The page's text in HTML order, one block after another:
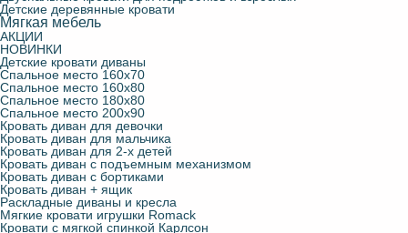
Детские деревянные кровати
Мягкая мебель
АКЦИИ
НОВИНКИ
Детские кровати диваны
Спальное место 160х70
Спальное место 160х80
Спальное место 180х80
Спальное место 200х90
Кровать диван для девочки
Кровать диван для мальчика
Кровать диван для 2-х детей
Кровать диван с подъемным механизмом
Кровать диван с бортиками
Кровать диван + ящик
Раскладные диваны и кресла
Мягкие кровати игрушки Romack
Кровати с мягкой спинкой Карлсон